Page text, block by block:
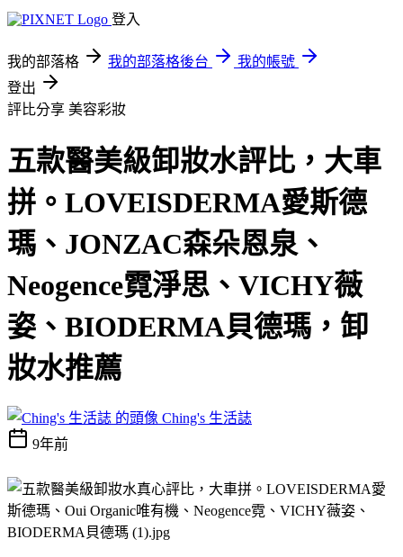
登入
我的部落格 我的部落格後台
我的帳號
登出
評比分享 美容彩妝
五款醫美級卸妝水評比，大車
拼。LOVEISDERMA愛斯德
瑪、JONZAC森朵恩泉、
Neogence霓淨思、VICHY薇
姿、BIODERMA貝德瑪，卸
妝水推薦
Ching's 生活誌
9年前